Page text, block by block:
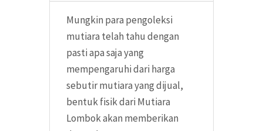
Mungkin para pengoleksi
mutiara telah tahu dengan
pasti apa saja yang
mempengaruhi dari harga
sebutir mutiara yang dijual,
bentuk fisik dari Mutiara
Lombok akan memberikan